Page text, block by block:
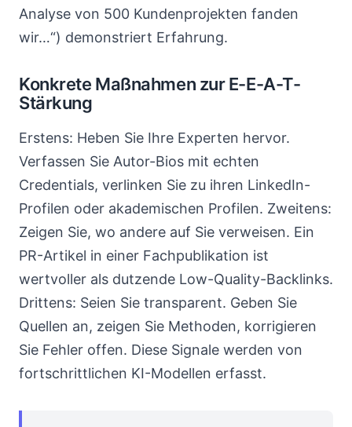
Analyse von 500 Kundenprojekten fanden
wir…“) demonstriert Erfahrung.
Konkrete Maßnahmen zur E-E-A-T-
Stärkung
Erstens: Heben Sie Ihre Experten hervor.
Verfassen Sie Autor-Bios mit echten
Credentials, verlinken Sie zu ihren LinkedIn-
Profilen oder akademischen Profilen. Zweitens:
Zeigen Sie, wo andere auf Sie verweisen. Ein
PR-Artikel in einer Fachpublikation ist
wertvoller als dutzende Low-Quality-Backlinks.
Drittens: Seien Sie transparent. Geben Sie
Quellen an, zeigen Sie Methoden, korrigieren
Sie Fehler offen. Diese Signale werden von
fortschrittlichen KI-Modellen erfasst.